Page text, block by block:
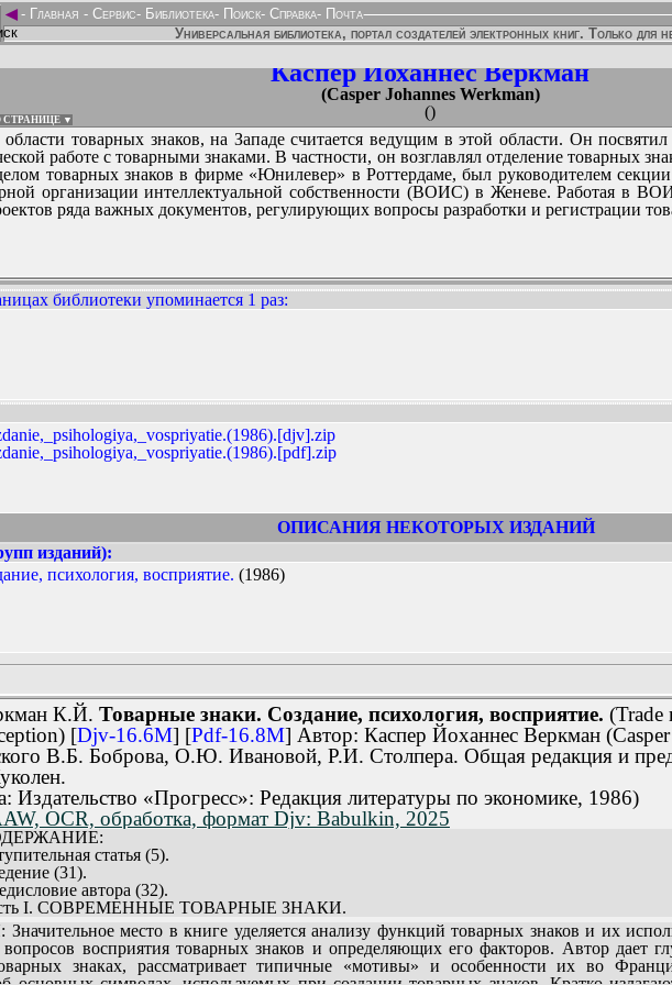
◄- Главная - Сервис- Библиотека- Поиск- Справка- Почта
Универсальная библиотека, портал создателей электронных книг. Только для
Каспер Йоханнес Веркман
(Casper Johannes Werkman)
()
СТРАНИЦЕ ▼
товарных знаков, на Западе считается ведущим в этой области. Он
работе с товарными знаками. В частности, он возглавлял отделение товарных
товарных знаков в фирме «Юнилевер» в Роттердаме, был руководителем
организации интеллектуальной собственности (ВОИС) в Женеве. Работая в
ряда важных документов, регулирующих вопросы разработки и регистрации
библиотеки упоминается 1 раз:
ОПИСАНИЯ НЕКОТОРЫХ ИЗДАНИЙ
изданий):
психология, восприятие. (1986)
К.Й. Товарные знаки. Создание, психология, восприятие. (Trade
[Djv-16.6M] [Pdf-16.8M] Автор: Каспер Йоханнес Веркман
В.Б. Боброва, О.Ю. Ивановой, Р.И. Столпера. Общая редакция и
Издательство «Прогресс»: Редакция литературы по экономике, 1986)
OCR, обработка, формат Djv: Babulkin, 2025
статья (5).
(31).
автора (32).
I. СОВРЕМЕННЫЕ ТОВАРНЫЕ ЗНАКИ.
1. Общее представление о товарных знаках (34).
Что такое товарные знаки? (34).
Какие функции выполняют товарные знаки? (37).
Сегодняшняя проблема (42).
место в книге уделяется анализу функций товарных знаков и их
восприятия товарных знаков и определяющих его факторов. Автор дает
знаках, рассматривает типичные «мотивы» и особенности их во